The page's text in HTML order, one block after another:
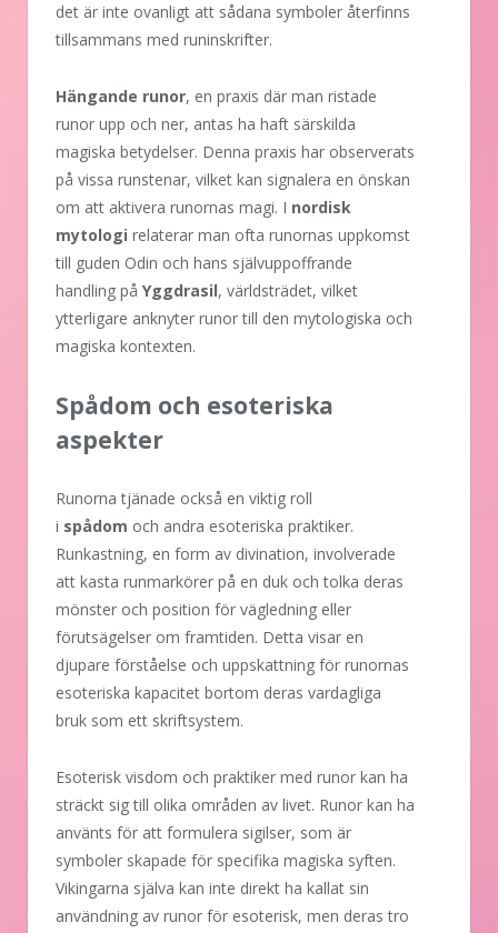
det är inte ovanligt att sådana symboler återfinns
tillsammans med runinskrifter.
Hängande runor, en praxis där man ristade
runor upp och ner, antas ha haft särskilda
magiska betydelser. Denna praxis har observerats
på vissa runstenar, vilket kan signalera en önskan
om att aktivera runornas magi. I nordisk
mytologi relaterar man ofta runornas uppkomst
till guden Odin och hans självuppoffrande
handling på Yggdrasil, världsträdet, vilket
ytterligare anknyter runor till den mytologiska och
magiska kontexten.
Spådom och esoteriska
aspekter
Runorna tjänade också en viktig roll
i spådom och andra esoteriska praktiker.
Runkastning, en form av divination, involverade
att kasta runmarkörer på en duk och tolka deras
mönster och position för vägledning eller
förutsägelser om framtiden. Detta visar en
djupare förståelse och uppskattning för runornas
esoteriska kapacitet bortom deras vardagliga
bruk som ett skriftsystem.
Esoterisk visdom och praktiker med runor kan ha
sträckt sig till olika områden av livet. Runor kan ha
använts för att formulera sigilser, som är
symboler skapade för specifika magiska syften.
Vikingarna själva kan inte direkt ha kallat sin
användning av runor för esoterisk, men deras tro